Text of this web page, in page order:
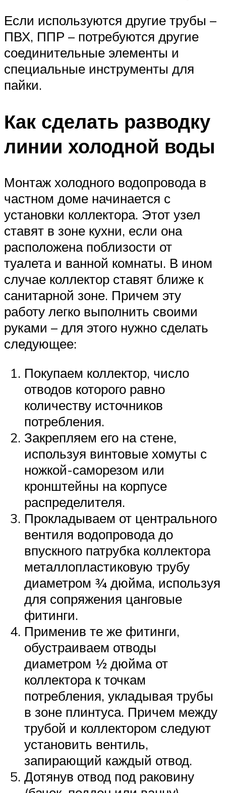
Если используются другие трубы –
ПВХ, ППР – потребуются другие
соединительные элементы и
специальные инструменты для
пайки.
Как сделать разводку
линии холодной воды
Монтаж холодного водопровода в
частном доме начинается с
установки коллектора. Этот узел
ставят в зоне кухни, если она
расположена поблизости от
туалета и ванной комнаты. В ином
случае коллектор ставят ближе к
санитарной зоне. Причем эту
работу легко выполнить своими
руками – для этого нужно сделать
следующее:
Покупаем коллектор, число
отводов которого равно
количеству источников
потребления.
Закрепляем его на стене,
используя винтовые хомуты с
ножкой-саморезом или
кронштейны на корпусе
распределителя.
Прокладываем от центрального
вентиля водопровода до
впускного патрубка коллектора
металлопластиковую трубу
диаметром ¾ дюйма, используя
для сопряжения цанговые
фитинги.
Применив те же фитинги,
обустраиваем отводы
диаметром ½ дюйма от
коллектора к точкам
потребления, укладывая трубы
в зоне плинтуса. Причем между
трубой и коллектором следуют
установить вентиль,
запирающий каждый отвод.
Дотянув отвод под раковину